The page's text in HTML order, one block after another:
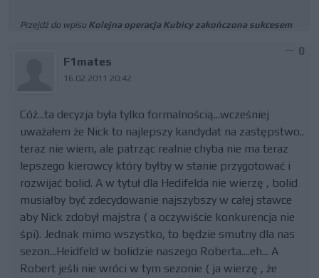
Przejdź do wpisu Kolejna operacja Kubicy zakończona sukcesem
F1mates
16.02.2011 20:42
0
Cóż...ta decyzja była tylko formalnością...wcześniej
uważałem że Nick to najlepszy kandydat na zastępstwo..
teraz nie wiem, ale patrząc realnie chyba nie ma teraz
lepszego kierowcy który byłby w stanie przygotować i
rozwijać bolid. A w tytuł dla Hedifelda nie wierzę , bolid
musiałby być zdecydowanie najszybszy w całej stawce
aby Nick zdobył majstra ( a oczywiście konkurencja nie
śpi). Jednak mimo wszystko, to będzie smutny dla nas
sezon...Heidfeld w bolidzie naszego Roberta....eh... A
Robert jeśli nie wróci w tym sezonie ( ja wierzę , że